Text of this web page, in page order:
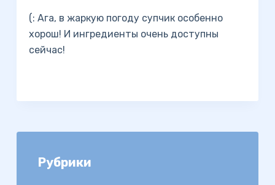
(: Ага, в жаркую погоду супчик особенно
хорош! И ингредиенты очень доступны
сейчас!
Рубрики